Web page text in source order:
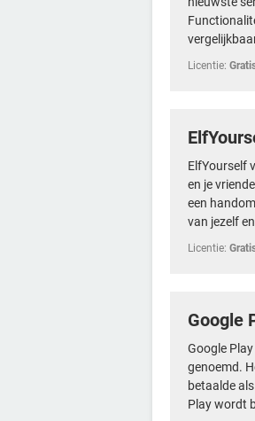
Licentie:
ElfYourself
en je
een
van jezelf
Licentie:
Google
Google
genoemd.
betaalde
Play wordt